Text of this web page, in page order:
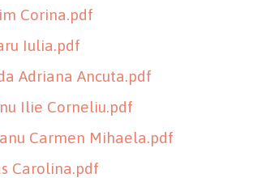
Corina.pdf
Iulia.pdf
Adriana Ancuta.pdf
Ilie Corneliu.pdf
Carmen Mihaela.pdf
Carolina.pdf